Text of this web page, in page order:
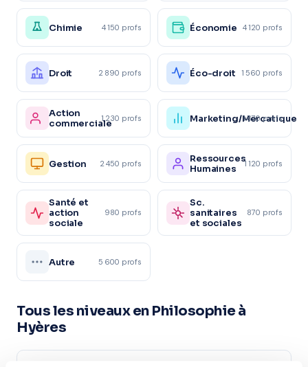
Chimie 4 150 profs Économie 4 120 profs
Droit 2 890 profs Éco-droit 1 560 profs
Action
commerciale1 230 profs Marketing/Mercatique
1 870 profs
Gestion 2 450 profs
Ressources
Humaines
1 120 profs
Santé et
action
sociale
980 profs
Sc.
sanitaires
et sociales
870 profs
Autre 5 600 profs
Tous les niveaux en Philosophie à
Hyères